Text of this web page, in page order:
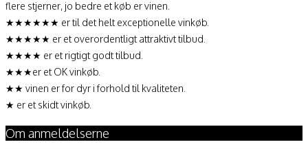
flere stjerner, jo bedre et køb er vinen.
★★★★★★ er til det helt exceptionelle vinkøb.
★★★★★ er et overordentligt attraktivt tilbud.
★★★★ er et rigtigt godt tilbud.
★★★er et OK vinkøb.
★★ vinen er for dyr i forhold til kvaliteten.
★ er et skidt vinkøb.
Om anmeldelserne